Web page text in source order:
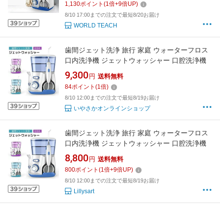
1,130ポイント (1倍+9倍UP)
8/10 17:00までの注文で最短8/20お届け
WORLD TEACH
歯間ジェット洗浄 旅行 家庭 ウォーターフロス
口内洗浄機 ジェットウォッシャー 口腔洗浄機
9,300 円 送料無料
84ポイント (1倍)
8/10 12:00までの注文で最短8/19お届け
いやさかオンラインショップ
歯間ジェット洗浄 旅行 家庭 ウォーターフロス
口内洗浄機 ジェットウォッシャー 口腔洗浄機
8,800 円 送料無料
800ポイント (1倍+9倍UP)
8/10 12:00までの注文で最短8/19お届け
Lillysart